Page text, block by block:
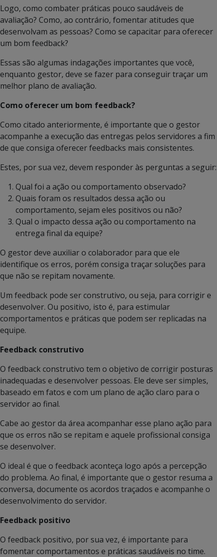
Logo, como combater práticas pouco saudáveis de
avaliação? Como, ao contrário, fomentar atitudes que
desenvolvam as pessoas? Como se capacitar para oferecer
um bom feedback?
Essas são algumas indagações importantes que você,
enquanto gestor, deve se fazer para conseguir traçar um
melhor plano de avaliação.
Como oferecer um bom feedback?
Como citado anteriormente, é importante que o gestor
acompanhe a execução das entregas pelos servidores a fim
de que consiga oferecer feedbacks mais consistentes.
Estes, por sua vez, devem responder às perguntas a seguir:
Qual foi a ação ou comportamento observado?
Quais foram os resultados dessa ação ou
comportamento, sejam eles positivos ou não?
Qual o impacto dessa ação ou comportamento na
entrega final da equipe?
O gestor deve auxiliar o colaborador para que ele
identifique os erros, porém consiga traçar soluções para
que não se repitam novamente.
Um feedback pode ser construtivo, ou seja, para corrigir e
desenvolver. Ou positivo, isto é, para estimular
comportamentos e práticas que podem ser replicadas na
equipe.
Feedback construtivo
O feedback construtivo tem o objetivo de corrigir posturas
inadequadas e desenvolver pessoas. Ele deve ser simples,
baseado em fatos e com um plano de ação claro para o
servidor ao final.
Cabe ao gestor da área acompanhar esse plano ação para
que os erros não se repitam e aquele profissional consiga
se desenvolver.
O ideal é que o feedback aconteça logo após a percepção
do problema. Ao final, é importante que o gestor resuma a
conversa, documente os acordos traçados e acompanhe o
desenvolvimento do servidor.
Feedback positivo
O feedback positivo, por sua vez, é importante para
fomentar comportamentos e práticas saudáveis no time.